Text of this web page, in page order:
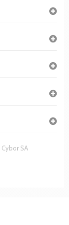
Cybor SA